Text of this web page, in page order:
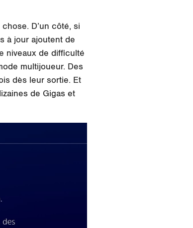
D’un côté, si
à jour ajoutent de
niveaux de difficulté
multijoueur. Des
dès leur sortie. Et
de Gigas et